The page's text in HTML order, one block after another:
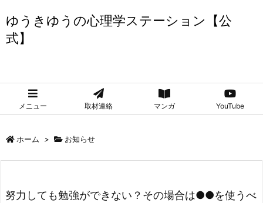
ゆうきゆうの心理学ステーション【公
式】
メニュー 取材連絡 マンガ YouTube
ホーム > お知らせ
努力しても勉強ができない？その場合は●●を使うべ